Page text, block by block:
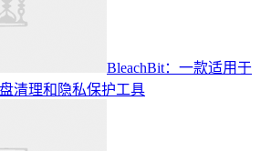
BleachBit：一款适用于
清理和隐私保护工具